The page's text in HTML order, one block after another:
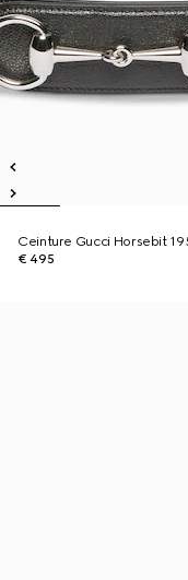
Ceinture Gucci Horsebit
€ 495